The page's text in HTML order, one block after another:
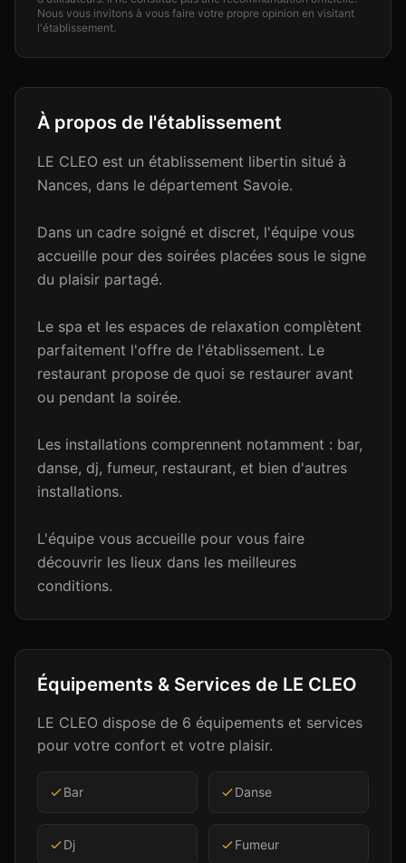
Nous vous invitons à vous faire votre propre opinion en visitant
l'établissement.
À propos de l'établissement
LE CLEO est un établissement libertin situé à
Nances, dans le département Savoie.
Dans un cadre soigné et discret, l'équipe vous
accueille pour des soirées placées sous le signe
du plaisir partagé.
Le spa et les espaces de relaxation complètent
parfaitement l'offre de l'établissement. Le
restaurant propose de quoi se restaurer avant
ou pendant la soirée.
Les installations comprennent notamment : bar,
danse, dj, fumeur, restaurant, et bien d'autres
installations.
L'équipe vous accueille pour vous faire
découvrir les lieux dans les meilleures
conditions.
Équipements & Services de LE CLEO
LE CLEO dispose de 6 équipements et services
pour votre confort et votre plaisir.
Bar Danse
Dj Fumeur